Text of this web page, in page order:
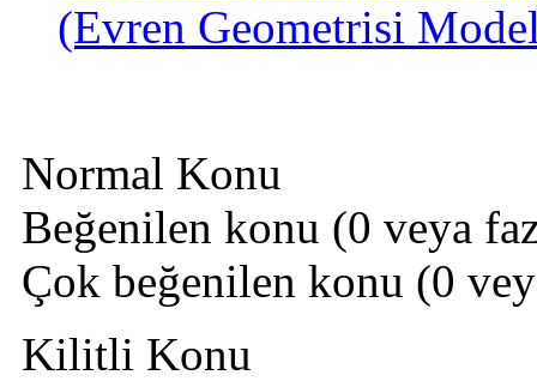
(Evren Geometrisi
Normal Konu
Beğenilen konu (0 veya
Çok beğenilen konu (0
Kilitli Konu